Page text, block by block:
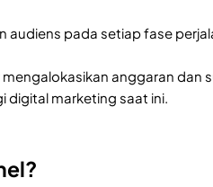
pada setiap fase
anggaran dan
digital marketing saat ini.